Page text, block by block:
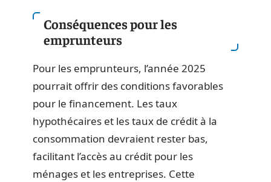
Conséquences pour les
emprunteurs
Pour les emprunteurs, l’année 2025
pourrait offrir des conditions favorables
pour le financement. Les taux
hypothécaires et les taux de crédit à la
consommation devraient rester bas,
facilitant l’accès au crédit pour les
ménages et les entreprises. Cette